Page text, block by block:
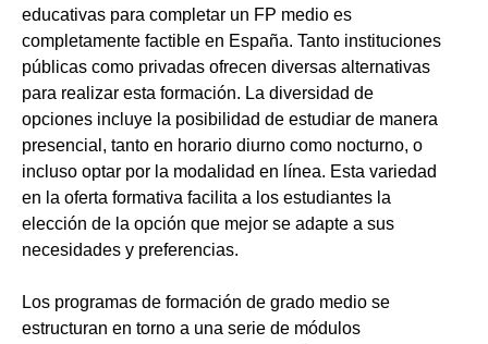
educativas para completar un FP medio es
completamente factible en España. Tanto instituciones
públicas como privadas ofrecen diversas alternativas
para realizar esta formación. La diversidad de
opciones incluye la posibilidad de estudiar de manera
presencial, tanto en horario diurno como nocturno, o
incluso optar por la modalidad en línea. Esta variedad
en la oferta formativa facilita a los estudiantes la
elección de la opción que mejor se adapte a sus
necesidades y preferencias.
Los programas de formación de grado medio se
estructuran en torno a una serie de módulos